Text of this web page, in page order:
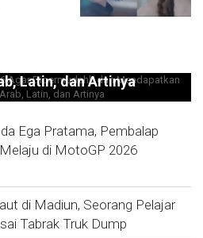
2026 Agar
Nilai Terbaik:
Latin, dan Artinya
Ega Pratama, Pembalap
di MotoGP 2026
di Madiun, Seorang Pelajar
Tabrak Truk Dump